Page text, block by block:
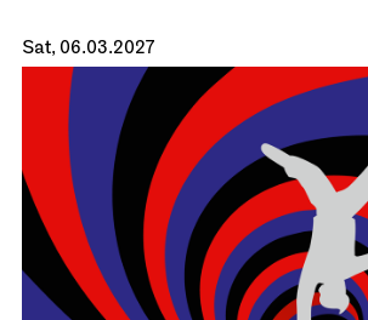
Stuttgart Ballet
Opernhaus
Triple Bill
MODERN ELEGIES